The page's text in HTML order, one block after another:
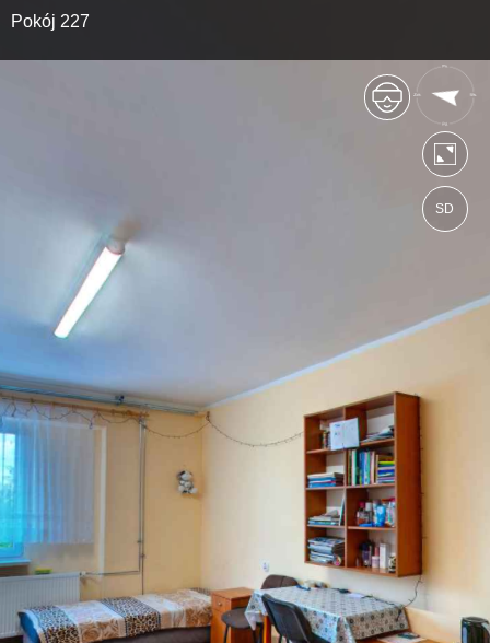
https://zsckrsejny.wkraj.pl
Mapa serwisu
Pokój 227
SD